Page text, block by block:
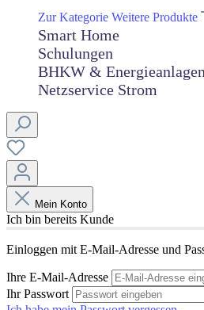
Zur Kategorie Weitere Produkte
Smart Home
Schulungen
BHKW & Energieanlagen
Netzservice Strom
Mein Konto
Ich bin bereits Kunde
Einloggen mit E-Mail-Adresse und
Ihre E-Mail-Adresse
Ihr Passwort